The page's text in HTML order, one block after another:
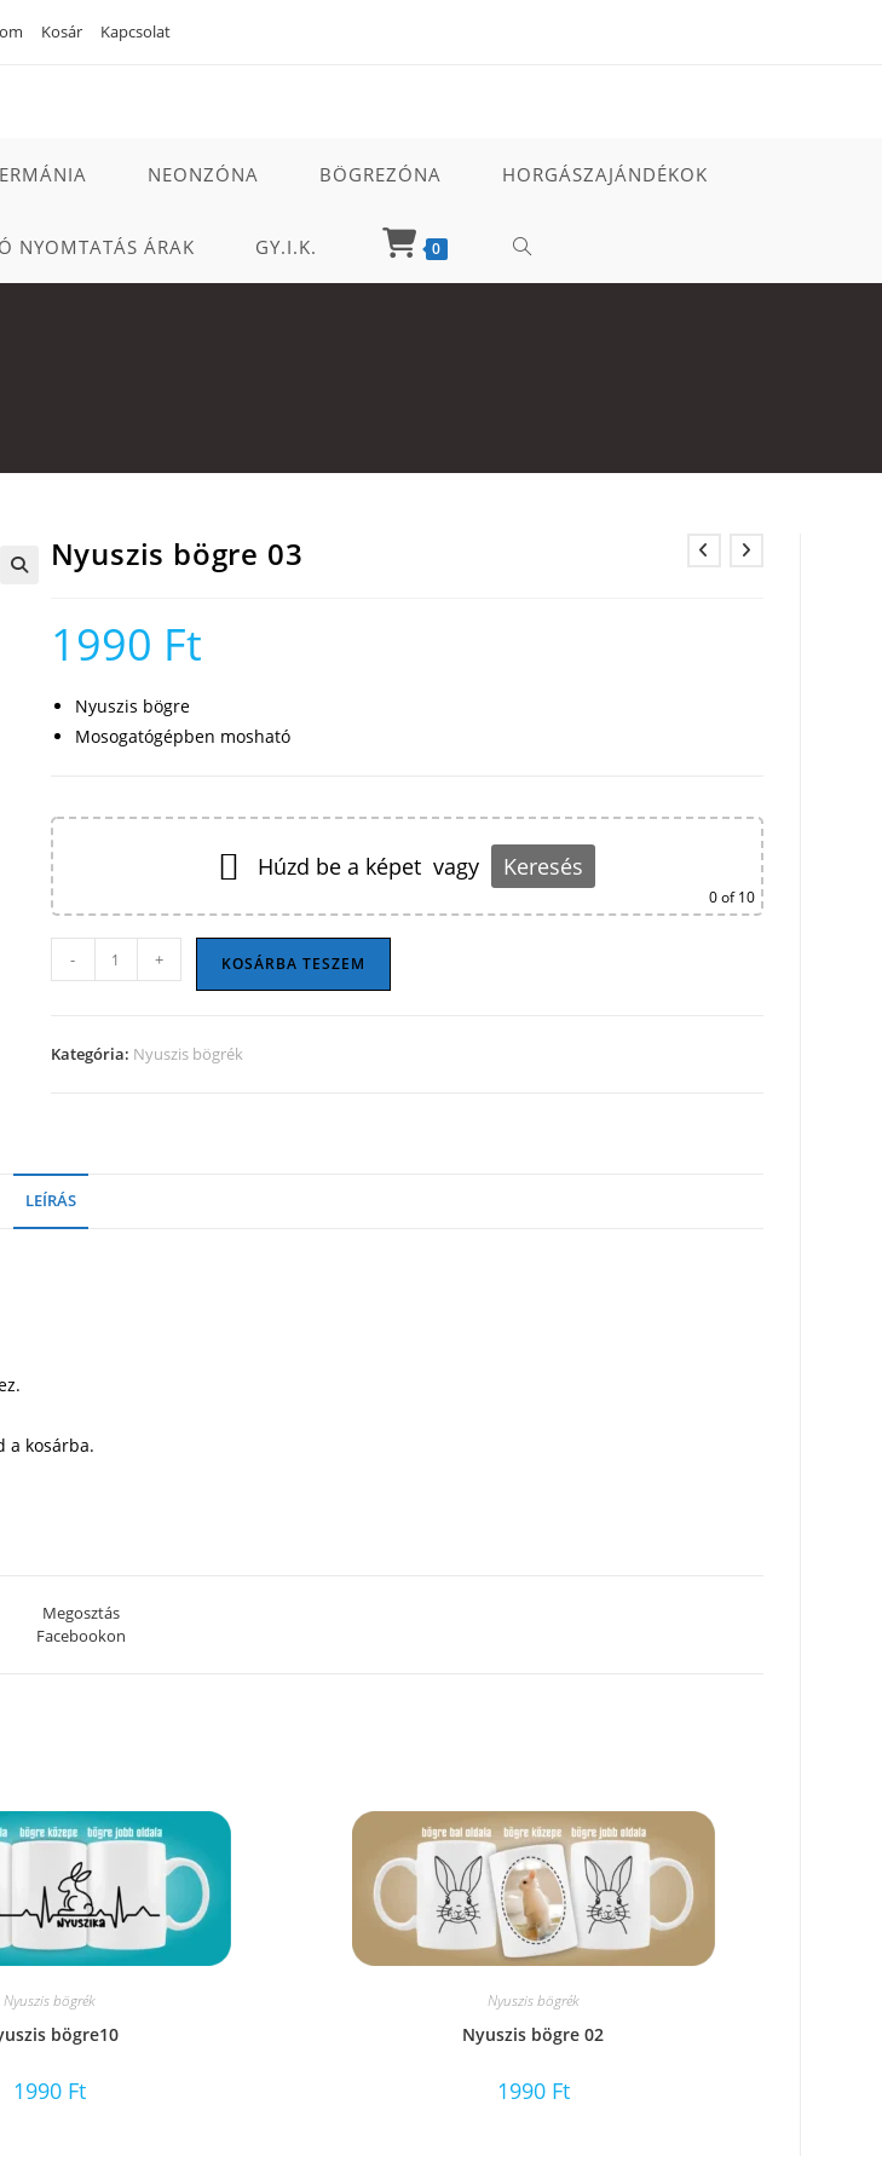
Kosár Kapcsolat
NEONZÓNA BÖGREZÓNA HORGÁSZAJÁNDÉKOK
NYOMTATÁS ÁRAK GY.I.K. 0 TOGGLE
Nyuszis bögre 03
1990 Ft
Nyuszis bögre
Mosogatógépben mosható
Húzd be a képet vagy Keresés
0of 10
bögre
mennyiség
- + KOSÁRBA TESZEM
Kategória: Nyuszis bögrék
LEÍRÁS
a kosárba.
Megosztás
Facebookon
Nyuszis bögrék
bögre10
1990 Ft
Nyuszis bögrék
Nyuszis bögre 02
1990 Ft